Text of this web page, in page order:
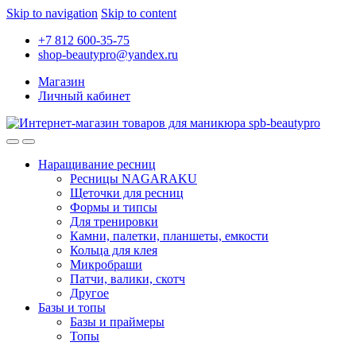
Skip to navigation Skip to content
+7 812 600-35-75
shop-beautypro@yandex.ru
Магазин
Личный кабинет
Наращивание ресниц
Ресницы NAGARAKU
Щеточки для ресниц
Формы и типсы
Для тренировки
Камни, палетки, планшеты, емкости
Кольца для клея
Микробраши
Патчи, валики, скотч
Другое
Базы и топы
Базы и праймеры
Топы